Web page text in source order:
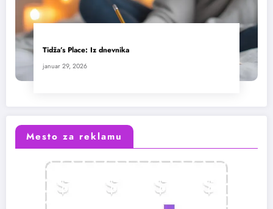
Tidža’s Place: Iz dnevnika
januar 29, 2026
Mesto za reklamu